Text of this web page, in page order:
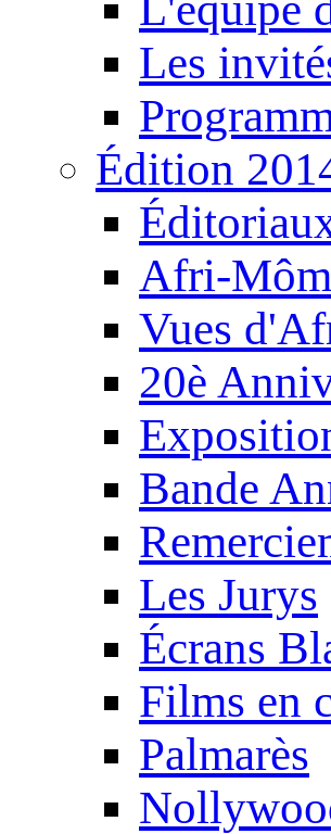
Les
Édition
Afri-
Vues
20è
Bande
Les Jurys
Écrans
Films en
Palmarès